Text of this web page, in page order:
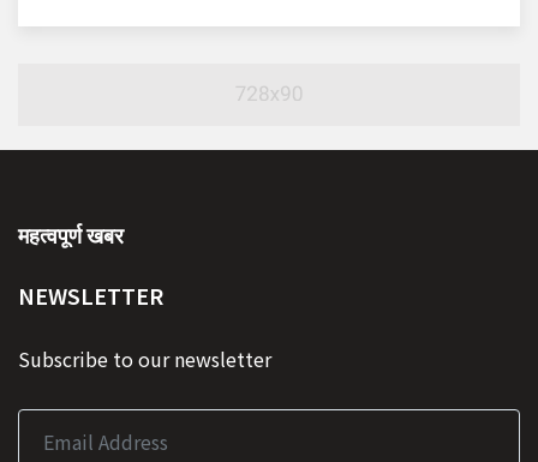
महत्वपूर्ण खबर
NEWSLETTER
Subscribe to our newsletter